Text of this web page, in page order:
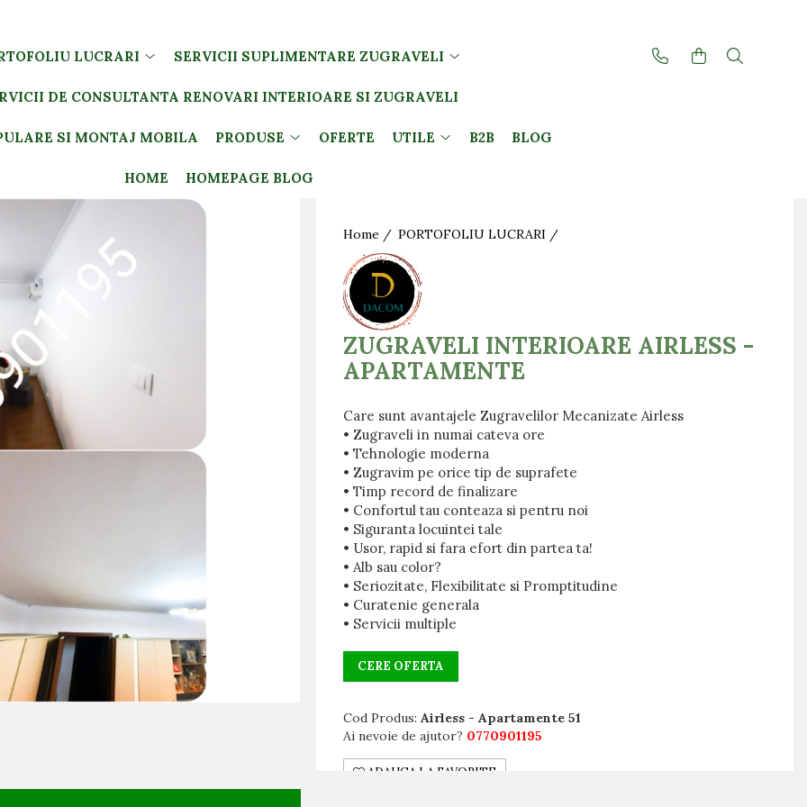
LUCRARI SERVICII SUPLIMENTARE ZUGRAVELI
DE CONSULTANTA RENOVARI INTERIOARE SI ZUGRAVELI
SI MONTAJ MOBILA PRODUSE OFERTE UTILE B2B BLOG
HOME HOMEPAGE BLOG
Home / PORTOFOLIU LUCRARI /
ZUGRAVELI INTERIOARE AIRLESS -
APARTAMENTE
Care sunt avantajele Zugravelilor Mecanizate Airless
• Zugraveli in numai cateva ore
• Tehnologie moderna
• Zugravim pe orice tip de suprafete
• Timp record de finalizare
• Confortul tau conteaza si pentru noi
• Siguranta locuintei tale
• Usor, rapid si fara efort din partea ta!
• Alb sau color?
• Seriozitate, Flexibilitate si Promptitudine
• Curatenie generala
• Servicii multiple
CERE OFERTA
Cod Produs: Airless - Apartamente 51
Ai nevoie de ajutor? 0770901195
ADAUGA LA FAVORITE